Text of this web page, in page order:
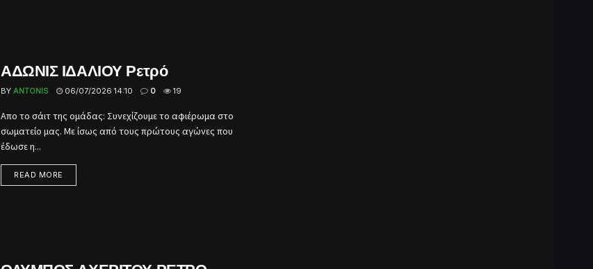
ΑΔΩΝΙΣ ΙΔΑΛΙΟΥ Ρετρό
BY ANTONIS 06/07/2026 14:10 0 19
Απο το σάιτ της ομάδας: Συνεχίζουμε το αφιέρωμα στο
σωματείο μας. Με ίσως από τους πρώτους αγώνες που
έδωσε η...
READ MORE